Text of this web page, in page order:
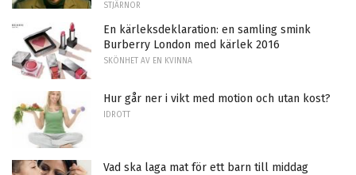
STJÄRNOR
En kärleksdeklaration: en samling smink
Burberry London med kärlek 2016
SKÖNHET AV EN KVINNA
Hur går ner i vikt med motion och utan kost?
IDROTT
Vad ska laga mat för ett barn till middag